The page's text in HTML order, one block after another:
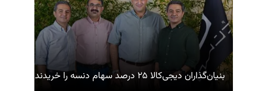
بنیان‌گذاران دیجی‌کالا ۲۵ درصد سهام دنسه را خریدند